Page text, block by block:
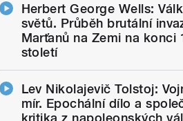
Herbert George Wells:
světů. Průběh brutální
Marťanů na Zemi na konci
století
Lev Nikolajevič Tolstoj:
mír. Epochální dílo a
kritika z napoleonských